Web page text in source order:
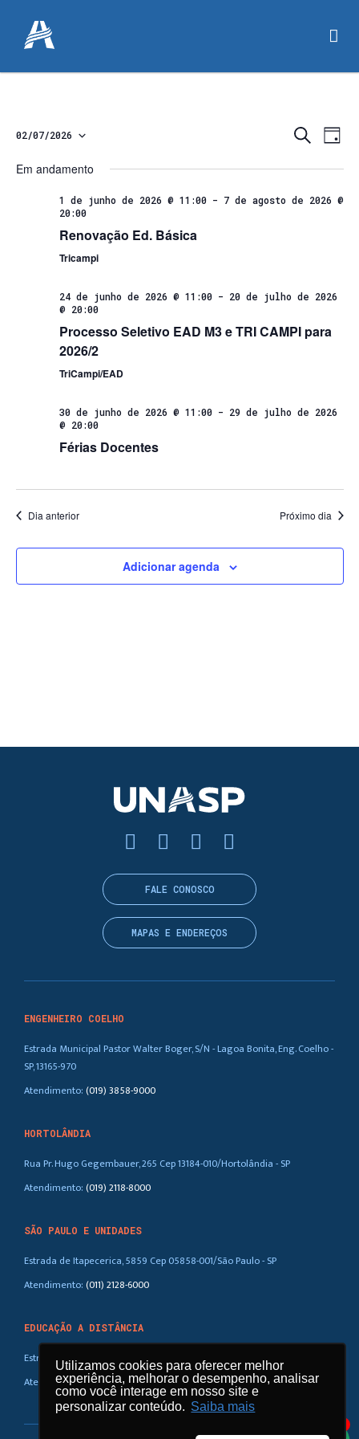
Utilizamos cookies para oferecer melhor
experiência, melhorar o desempenho, analisar
como você interage em nosso site e
personalizar conteúdo. Saiba mais
e
de
Procurar
eventos
Dia
02/07/2026
a
Em andamento
1 de junho de 2026 @ 11:00- 7 de agosto de 2026 @
20:00
Renovação Ed. Básica
Tricampi
24 de junho de 2026 @ 11:00- 20 de julho de 2026
@ 20:00
Processo Seletivo EAD M3 e TRI CAMPI para
2026/2
TriCampi/EAD
30 de junho de 2026 @ 11:00- 29 de julho de 2026
@ 20:00
Férias Docentes
Dia anterior Próximo dia
Adicionar agenda
ENGENHEIRO COELHO
Estrada Municipal Pastor Walter Boger, S/N - Lagoa Bonita, Eng. Coelho -
SP, 13165-970
Atendimento:(019) 3858-9000
HORTOLÂNDIA
Rua Pr. Hugo Gegembauer, 265 Cep 13184-010/Hortolândia - SP
Atendimento:(019) 2118-8000
SÃO PAULO E UNIDADES
Estrada de Itapecerica, 5859 Cep 05858-001/São Paulo - SP
Atendimento:(011) 2128-6000
EDUCAÇÃO A DISTÂNCIA
Estrada Mun. Pr. Walter Boger, km 3,5 Cep 13165-000 / Eng. Coelho – SP
Atendimento:(019) 3858-9408
FALE CONOSCO
MAPAS E ENDEREÇOS